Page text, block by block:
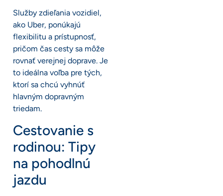
Služby zdieľania vozidiel,
ako Uber, ponúkajú
flexibilitu a prístupnosť,
pričom čas cesty sa môže
rovnať verejnej doprave. Je
to ideálna voľba pre tých,
ktorí sa chcú vyhnúť
hlavným dopravným
triedam.
Cestovanie s
rodinou: Tipy
na pohodlnú
jazdu